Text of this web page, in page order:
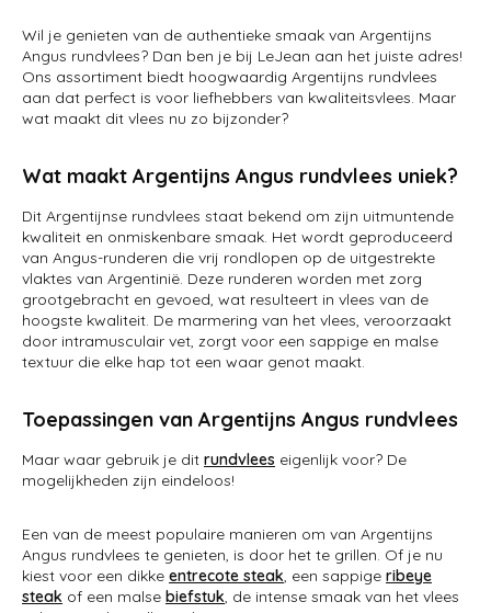
Wil je genieten van de authentieke smaak van Argentijns
Angus rundvlees? Dan ben je bij LeJean aan het juiste adres!
Ons assortiment biedt hoogwaardig Argentijns rundvlees
aan dat perfect is voor liefhebbers van kwaliteitsvlees. Maar
wat maakt dit vlees nu zo bijzonder?
Wat maakt Argentijns Angus rundvlees uniek?
Dit Argentijnse rundvlees staat bekend om zijn uitmuntende
kwaliteit en onmiskenbare smaak. Het wordt geproduceerd
van Angus-runderen die vrij rondlopen op de uitgestrekte
vlaktes van Argentinië. Deze runderen worden met zorg
grootgebracht en gevoed, wat resulteert in vlees van de
hoogste kwaliteit. De marmering van het vlees, veroorzaakt
door intramusculair vet, zorgt voor een sappige en malse
textuur die elke hap tot een waar genot maakt.
Toepassingen van Argentijns Angus rundvlees
Maar waar gebruik je dit rundvlees eigenlijk voor? De
mogelijkheden zijn eindeloos!
Een van de meest populaire manieren om van Argentijns
Angus rundvlees te genieten, is door het te grillen. Of je nu
kiest voor een dikke entrecote steak, een sappige ribeye
steak of een malse biefstuk, de intense smaak van het vlees